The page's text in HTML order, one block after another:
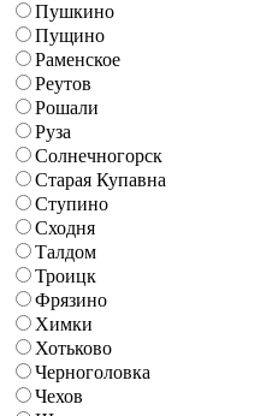
Пушкино
Пущино
Раменское
Реутов
Рошали
Руза
Солнечногорск
Старая Купавна
Ступино
Сходня
Талдом
Троицк
Фрязино
Химки
Хотьково
Черноголовка
Чехов